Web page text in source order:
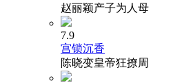
赵丽颖产子为人母
7.9
宫锁沉香
陈晓变皇帝狂撩周